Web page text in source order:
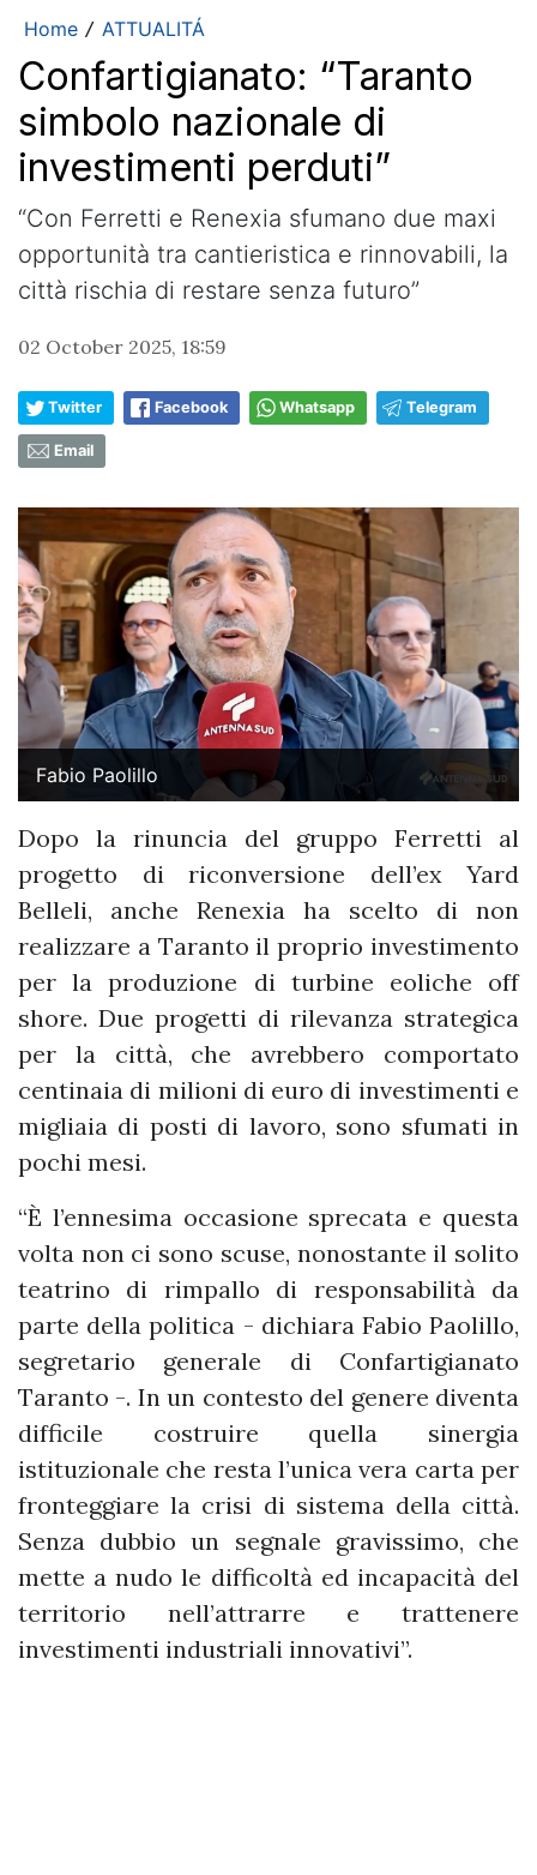
Home / ATTUALITÁ
Confartigianato: “Taranto
simbolo nazionale di
investimenti perduti”
“Con Ferretti e Renexia sfumano due maxi
opportunità tra cantieristica e rinnovabili, la
città rischia di restare senza futuro”
02 October 2025, 18:59
Twitter Facebook Whatsapp Telegram
Email
Fabio Paolillo
Dopo la rinuncia del gruppo Ferretti al
progetto di riconversione dell’ex Yard
Belleli, anche Renexia ha scelto di non
realizzare a Taranto il proprio investimento
per la produzione di turbine eoliche off
shore. Due progetti di rilevanza strategica
per la città, che avrebbero comportato
centinaia di milioni di euro di investimenti e
migliaia di posti di lavoro, sono sfumati in
pochi mesi.
“È l’ennesima occasione sprecata e questa
volta non ci sono scuse, nonostante il solito
teatrino di rimpallo di responsabilità da
parte della politica - dichiara Fabio Paolillo,
segretario generale di Confartigianato
Taranto -. In un contesto del genere diventa
difficile costruire quella sinergia
istituzionale che resta l’unica vera carta per
fronteggiare la crisi di sistema della città.
Senza dubbio un segnale gravissimo, che
mette a nudo le difficoltà ed incapacità del
territorio nell’attrarre e trattenere
investimenti industriali innovativi”.